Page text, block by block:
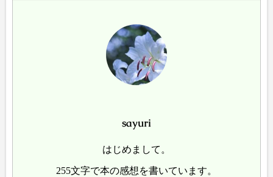
sayuri
はじめまして。
255文字で本の感想を書いています。